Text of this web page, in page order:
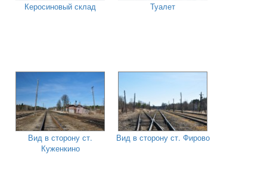
Керосиновый склад Туалет
Вид в сторону ст.
Куженкино
Вид в сторону ст. Фирово